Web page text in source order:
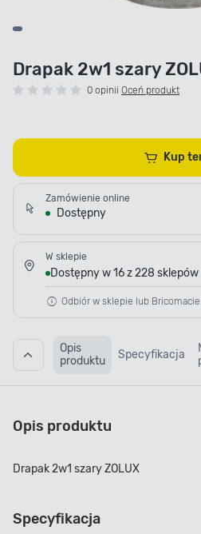
Drapak 2w1 szary
0 opinii Oceń produkt
Zamówienie online
Dostępny
W sklepie
Dostępny w 16 z 228 sklepów
Odbiór w sklepie lub Bricomacie
Opis
produktu
Specyfikacja
Opis produktu
Drapak 2w1 szary ZOLUX
Specyfikacja